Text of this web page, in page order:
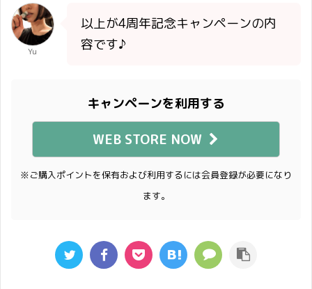
Yu
以上が4周年記念キャンペーンの内
容です♪
キャンペーンを利用する
WEB STORE NOW
※ご購入ポイントを保有および利用するには会員登録が必要になり
ます。